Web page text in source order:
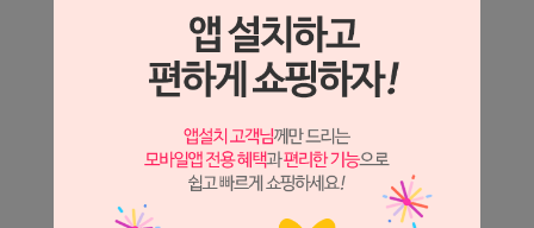
상세정보 새창 열기
상세 정보를 확대해 보실 수 있습니다.
※ 필독해주세요 ※
는 시세 변동에 따라 가격이 달라질 수 있으니
문의 후 주문 바랍니다.